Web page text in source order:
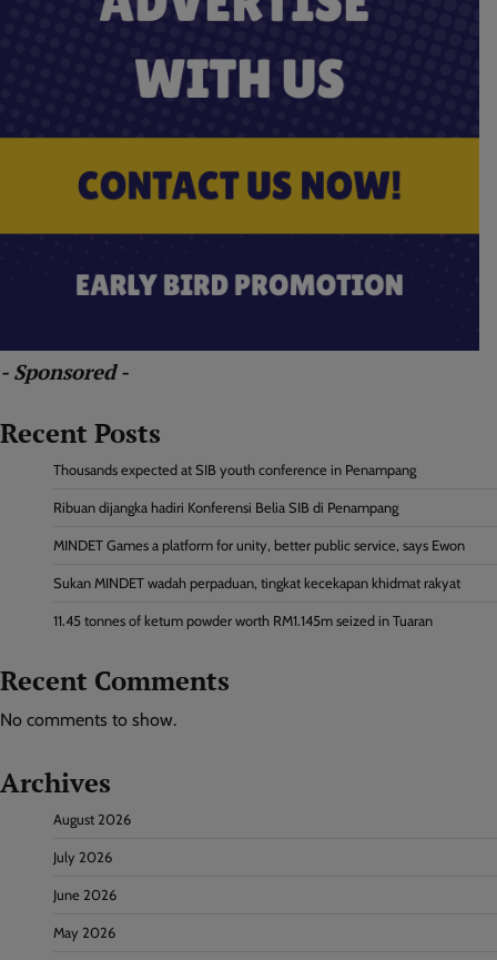
- Sponsored -
Recent Posts
Thousands expected at SIB youth conference in Penampang
Ribuan dijangka hadiri Konferensi Belia SIB di Penampang
MINDET Games a platform for unity, better public service, says Ewon
Sukan MINDET wadah perpaduan, tingkat kecekapan khidmat rakyat
11.45 tonnes of ketum powder worth RM1.145m seized in Tuaran
Recent Comments
No comments to show.
Archives
August 2026
July 2026
June 2026
May 2026